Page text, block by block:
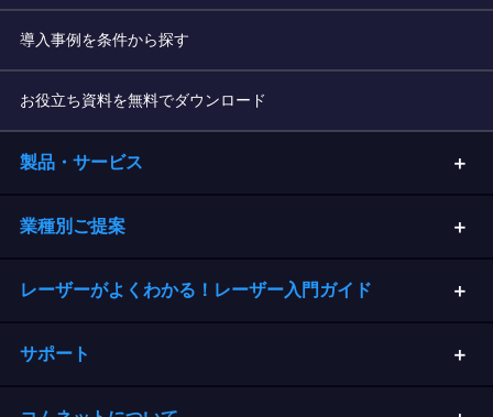
導入事例を条件から探す
お役立ち資料を無料でダウンロード
製品・サービス
業種別ご提案
レーザーがよくわかる！レーザー入門ガイド
サポート